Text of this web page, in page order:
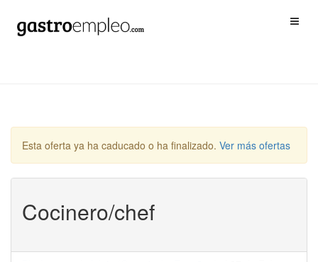
Esta oferta ya ha caducado o ha finalizado. Ver más ofertas
Cocinero/chef